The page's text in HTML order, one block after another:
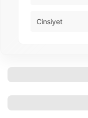
Cinsiyet